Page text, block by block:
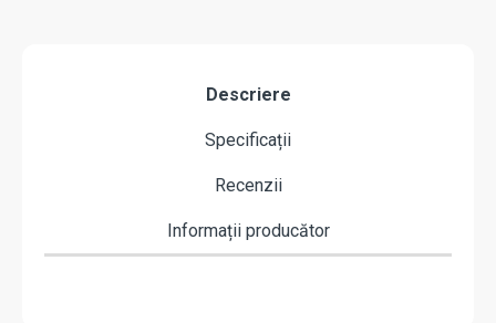
Descriere
Specificații
Recenzii
Informații producător